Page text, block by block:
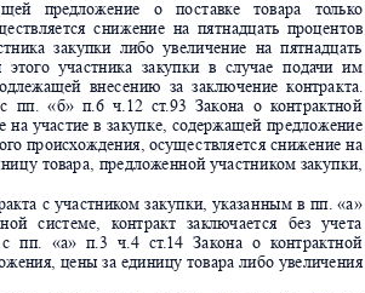
щей предложение о поставке
  товара
только
ествляется снижение на пятнадцать процентов
ика закупки либо увеличение на пятнадцать
этого участника закупки в случае подачи им
щей внесению за заключение контракта.
с пп. «б» п.6 ч.12 ст.93 Закона о контрактной
на участие в закупке, содержащей предложение
происхождения, осуществляется снижение на
у товара, предложенной участником закупки,
акта с участником закупки, указанным в пп. «а»
системе контракт заключается без учета
с пп. «а» п.3 ч. 4 ст.14 Закона о контрактной
цены за единицу товара либо увеличения